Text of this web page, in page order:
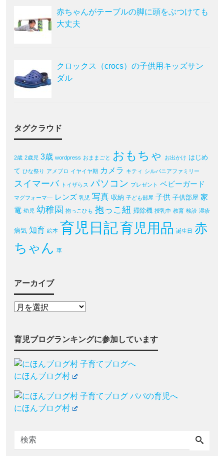
赤ちゃんがテーブルの脚に頭をぶつけても
大丈夫
クロックス（crocs）の子供用キッズサン
ダル
タグクラウド
2歳 2歳児 3歳 wordpress おままごと おもちゃ お出かけ はじめ
て ひな祭り アメブロ イヤイヤ期 カメラ キティ シルバニアファミリー
スイマーバ トイザらス パソコン プレゼント ベビーガード
マグフォーマ― レンズ 乳児 写真 収納 子ども部屋 子供 子供部屋 家
電 幼児 幼稚園 抱っこひも 抱っこ紐 掃除機 授乳中 教育 検診 湿疹
病気 知育 絵本 育児日記育児用品 誕生日 赤
ちゃん 車
アーカイブ
育児ブログランキングに参加しています
にほんブログ村
にほんブログ村